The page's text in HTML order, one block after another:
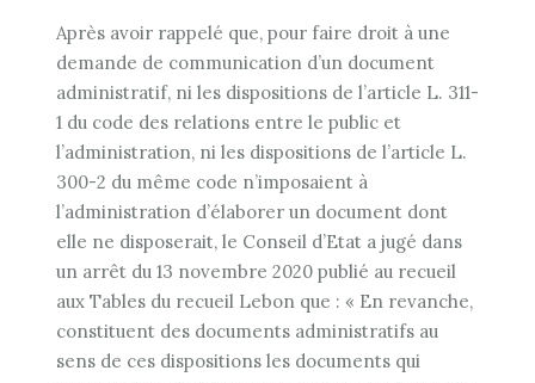
Après avoir rappelé que, pour faire droit à une
demande de communication d’un document
administratif, ni les dispositions de l’article L. 311-
1 du code des relations entre le public et
l’administration, ni les dispositions de l’article L.
300-2 du même code n’imposaient à
l’administration d’élaborer un document dont
elle ne disposerait, le Conseil d’Etat a jugé dans
un arrêt du 13 novembre 2020 publié au recueil
aux Tables du recueil Lebon que : « En revanche,
constituent des documents administratifs au
sens de ces dispositions les documents qui